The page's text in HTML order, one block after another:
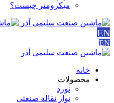
میکرومتر چیست؟
EN
EN
خانه
محصولات
نورد
نوار نقاله صنعتی